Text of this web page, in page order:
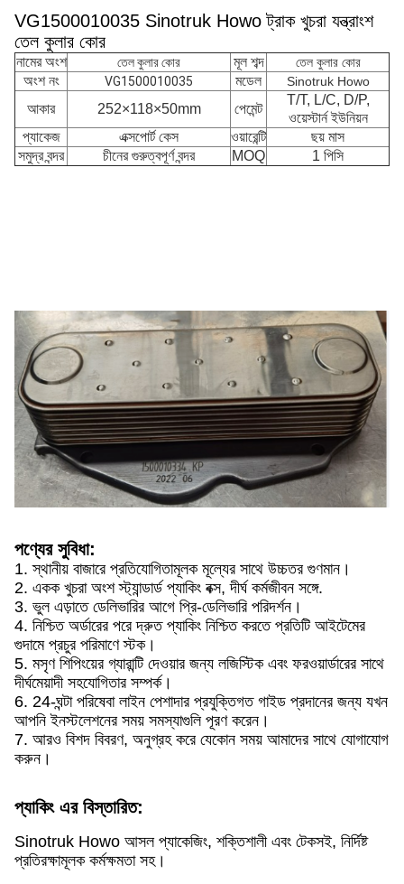
VG1500010035 Sinotruk Howo ট্রাক খুচরা যন্ত্রাংশ
তেল কুলার কোর
নামের অংশ তেল কুলার কোর মূল শব্দ তেল কুলার কোর
অংশ নং VG1500010035 মডেল Sinotruk Howo
আকার 252×118×50mm পেমেন্ট
T/T, L/C, D/P,
ওয়েস্টার্ন ইউনিয়ন
প্যাকেজ
এক্সপোর্ট কেস ওয়ারেন্টি
ছয় মাস
সমুদ্র বন্দর
চীনের গুরুত্বপূর্ণ বন্দর MOQ 1 পিসি
পণ্যের সুবিধা:
1. স্থানীয় বাজারে প্রতিযোগিতামূলক মূল্যের সাথে উচ্চতর গুণমান।
2. একক খুচরা অংশ স্ট্যান্ডার্ড প্যাকিং বক্স, দীর্ঘ কর্মজীবন সঙ্গে.
3. ভুল এড়াতে ডেলিভারির আগে প্রি-ডেলিভারি পরিদর্শন।
4. নিশ্চিত অর্ডারের পরে দ্রুত প্যাকিং নিশ্চিত করতে প্রতিটি আইটেমের
গুদামে প্রচুর পরিমাণে স্টক।
5. মসৃণ শিপিংয়ের গ্যারান্টি দেওয়ার জন্য লজিস্টিক এবং ফরওয়ার্ডারের সাথে
দীর্ঘমেয়াদী সহযোগিতার সম্পর্ক।
6. 24-ঘন্টা পরিষেবা লাইন পেশাদার প্রযুক্তিগত গাইড প্রদানের জন্য যখন
আপনি ইনস্টলেশনের সময় সমস্যাগুলি পূরণ করেন।
7. আরও বিশদ বিবরণ, অনুগ্রহ করে যেকোন সময় আমাদের সাথে যোগাযোগ
করুন।
প্যাকিং এর বিস্তারিত:
Sinotruk Howo আসল প্যাকেজিং, শক্তিশালী এবং টেকসই, নির্দিষ্ট
প্রতিরক্ষামূলক কর্মক্ষমতা সহ।